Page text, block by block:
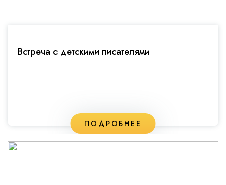
Встреча с детскими писателями
ПОДРОБНЕЕ